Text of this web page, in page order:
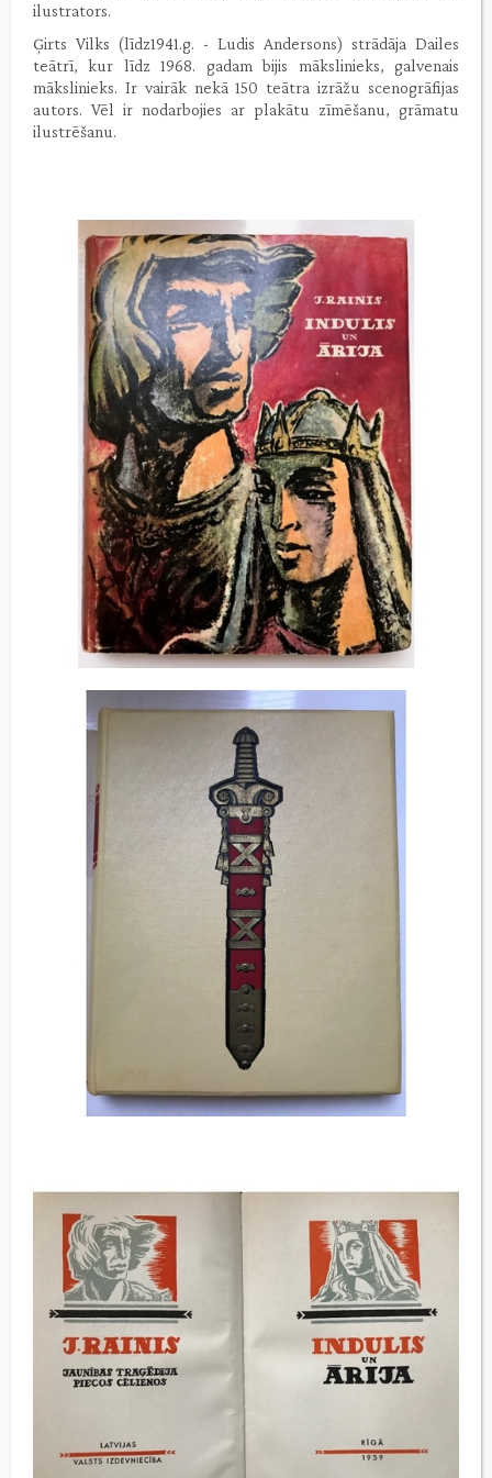
ilustrators.
Ģirts Vilks (līdz1941.g. - Ludis Andersons) strādāja Dailes
teātrī, kur līdz 1968. gadam bijis mākslinieks, galvenais
mākslinieks. Ir vairāk nekā 150 teātra izrāžu scenogrāfijas
autors. Vēl ir nodarbojies ar plakātu zīmēšanu, grāmatu
ilustrēšanu.